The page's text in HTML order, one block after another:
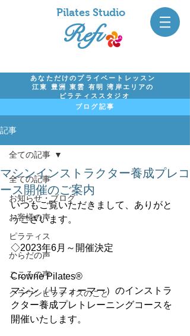
Pilates Studio
Refi
あなただけのプライベートレッスン
江東 豊洲 東雲 有明 湾岸エリアの
ピラティススタジオ
ブログ記事
記事
全ての記事
お知らせ・ブログ
お客様の声
ピラティス
からだの声
こころの声
クラウンピラティスのこと
全ての記事
マシンインストラクター養成プレコ
ース開催のご案内
いつもご覧いただきまして、ありがと
うございます。
◇2023年6月～開催決定
Crowne Pilates®︎
マシン（リフォーマー）のインストラ
クター養成プレトレーニングコースを
開催いたします。